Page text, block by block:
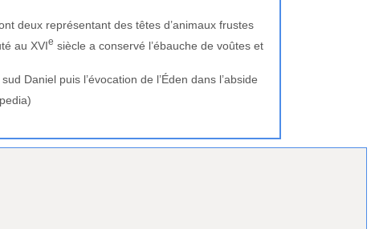
deux représentant des têtes d’animaux frustes
au XVIe siècle a conservé l’ébauche de voûtes et
Daniel puis l’évocation de l’Éden dans l’abside